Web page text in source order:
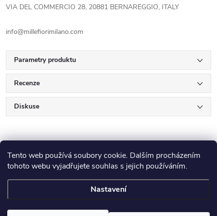
Tento web používá soubory cookie. Dalším procházením
tohoto webu vyjadřujete souhlas s jejich používáním.
Nastavení
VIA DEL COMMERCIO 28, 20881 BERNAREGGIO, ITALY
info@millefiorimilano.com
Parametry produktu
Recenze
Diskuse
Z
nastavení cookies